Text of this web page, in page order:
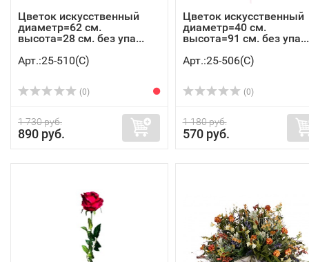
Цветок искусственный
диаметр=62 см.
высота=28 см. без упа...
Арт.:25-510(C)
(0)
1 730 руб.
890 руб.
Цветок искусственный
диаметр=40 см.
высота=91 см. без упа...
Арт.:25-506(C)
(0)
1 180 руб.
570 руб.